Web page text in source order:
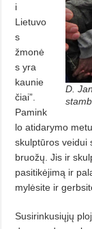
D.
i
Lietuvo
s
žmonė
s yra
kaunie
čiai”.
Pamink
lo atidarymo
skulptūros veidui
bruožų. Jis ir
pasitikėjimą ir
mylėsite ir
Susirinkusiųjų